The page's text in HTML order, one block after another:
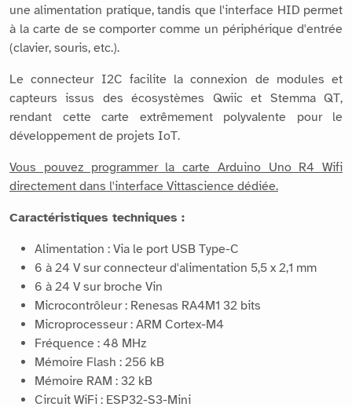
une alimentation pratique, tandis que l'interface HID permet
à la carte de se comporter comme un périphérique d'entrée
(clavier, souris, etc.).
Le connecteur I2C facilite la connexion de modules et
capteurs issus des écosystèmes Qwiic et Stemma QT,
rendant cette carte extrêmement polyvalente pour le
développement de projets IoT.
Vous pouvez programmer la carte Arduino Uno R4 Wifi
directement dans l'interface Vittascience dédiée.
Caractéristiques techniques :
Alimentation : Via le port USB Type-C
6 à 24 V sur connecteur d'alimentation 5,5 x 2,1 mm
6 à 24 V sur broche Vin
Microcontrôleur : Renesas RA4M1 32 bits
Microprocesseur : ARM Cortex-M4
Fréquence : 48 MHz
Mémoire Flash : 256 kB
Mémoire RAM : 32 kB
Circuit WiFi : ESP32-S3-Mini